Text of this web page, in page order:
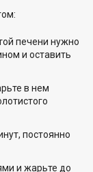
печени нужно
и оставить
в нем
постоянно
и жарьте до